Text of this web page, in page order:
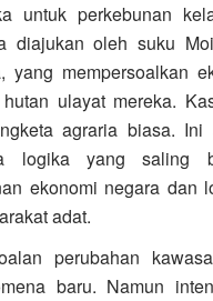
untuk perkebunan
diajukan oleh suku
yang mempersoalkan
ulayat mereka.
agraria biasa. Ini
logika yang saling
ekonomi negara dan
adat.
perubahan
baru. Namun